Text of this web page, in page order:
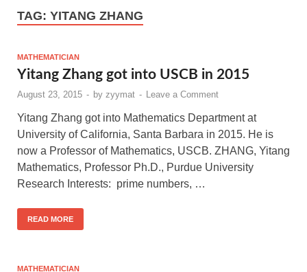
TAG: YITANG ZHANG
MATHEMATICIAN
Yitang Zhang got into USCB in 2015
August 23, 2015 - by zyymat - Leave a Comment
Yitang Zhang got into Mathematics Department at
University of California, Santa Barbara in 2015. He is
now a Professor of Mathematics, USCB. ZHANG, Yitang
Mathematics, Professor Ph.D., Purdue University
Research Interests: prime numbers, …
READ MORE
MATHEMATICIAN